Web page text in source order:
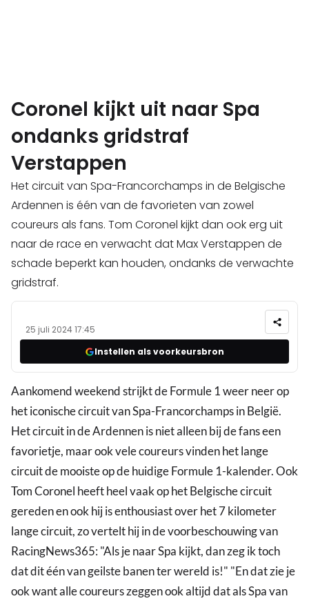
Coronel kijkt uit naar Spa
ondanks gridstraf
Verstappen
Het circuit van Spa-Francorchamps in de Belgische
Ardennen is één van de favorieten van zowel
coureurs als fans. Tom Coronel kijkt dan ook erg uit
naar de race en verwacht dat Max Verstappen de
schade beperkt kan houden, ondanks de verwachte
gridstraf.
25 juli 2024 17:45
Instellen als voorkeursbron
Aankomend weekend strijkt de Formule 1 weer neer op
het iconische circuit van Spa-Francorchamps in België.
Het circuit in de Ardennen is niet alleen bij de fans een
favorietje, maar ook vele coureurs vinden het lange
circuit de mooiste op de huidige Formule 1-kalender. Ook
Tom Coronel heeft heel vaak op het Belgische circuit
gereden en ook hij is enthousiast over het 7 kilometer
lange circuit, zo vertelt hij in de voorbeschouwing van
RacingNews365: "Als je naar Spa kijkt, dan zeg ik toch
dat dit één van geilste banen ter wereld is!" "En dat zie je
ook want alle coureurs zeggen ook altijd dat als Spa van